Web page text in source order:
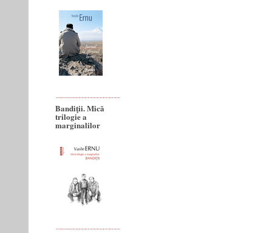
Bandiţii. Mică
trilogie a
marginalilor